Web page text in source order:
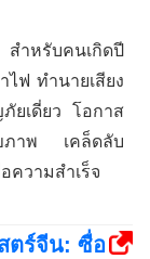
ำหรับคนเกิดปี
ฟ ทำนายเสียง
ยเดี่ยว โอกาส
าพ เคล็ดลับ
ความสำเร็จ
ตร์จีน: ซื่อ